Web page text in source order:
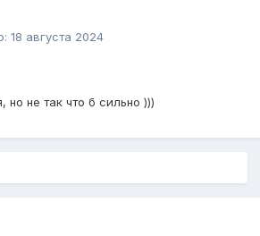
18 августа 2024
но не так что б сильно )))